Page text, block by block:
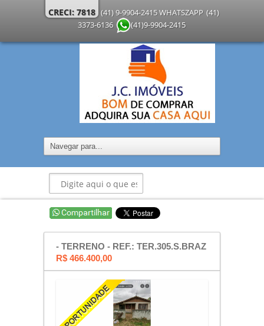
CRECI: 7818 (41) 9-9904-2415 WHATSZAPP (41)
3373-6136
(41)9-9904-2415
- TERRENO - REF.: TER.305.S.BRAZ
R$ 466.400,00